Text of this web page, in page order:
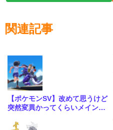
関連記事
【ポケモンSV】改めて思うけど
突然変異かってくらいメインス